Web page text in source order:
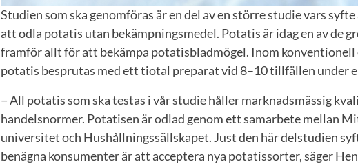
Studien som ska genomföras är en del av en större studie vars
att odla potatis utan bekämpningsmedel. Potatis är idag en av de
framför allt för att bekämpa potatisbladmögel. Inom
potatis besprutas med ett tiotal preparat vid 8–10 tillfällen under
− All potatis som ska testas i vår studie håller marknadsmässig
handelsnormer. Potatisen är odlad genom ett samarbete mellan
universitet och Hushållningssällskapet. Just den här delstudien
benägna konsumenter är att acceptera nya potatissorter, säger